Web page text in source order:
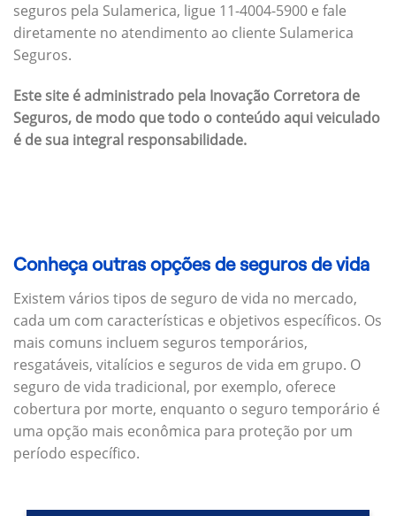
seguros pela Sulamerica, ligue 11-4004-5900 e fale
diretamente no atendimento ao cliente Sulamerica
Seguros.
Este site é administrado pela Inovação Corretora de
Seguros, de modo que todo o conteúdo aqui veiculado
é de sua integral responsabilidade.
Conheça outras opções de seguros de vida
Existem vários tipos de seguro de vida no mercado,
cada um com características e objetivos específicos. Os
mais comuns incluem seguros temporários,
resgatáveis, vitalícios e seguros de vida em grupo. O
seguro de vida tradicional, por exemplo, oferece
cobertura por morte, enquanto o seguro temporário é
uma opção mais econômica para proteção por um
período específico.